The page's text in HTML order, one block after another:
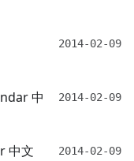
2014-02-09
中
2014-02-09
中文
2014-02-09